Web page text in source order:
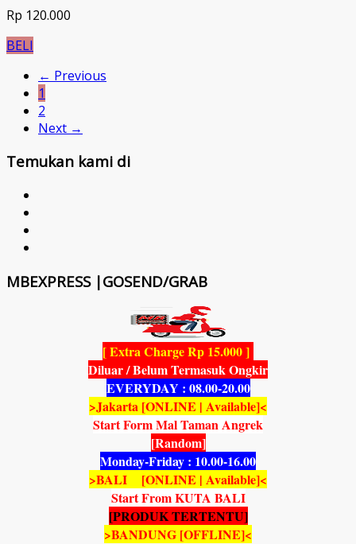
Rp 120.000
BELI
← Previous
1
2
Next →
Temukan kami di
MBEXPRESS |GOSEND/GRAB
[ Extra Charge Rp 15.000 ]
Diluar / Belum Termasuk Ongkir
EVERYDAY : 08.00-20.00
>Jakarta [ONLINE | Available]<
Start Form Mal Taman Angrek
[Random]
Monday-Friday : 10.00-16.00
>BALI [ONLINE | Available]<
Start From KUTA BALI
[PRODUK TERTENTU]
>BANDUNG [OFFLINE]<